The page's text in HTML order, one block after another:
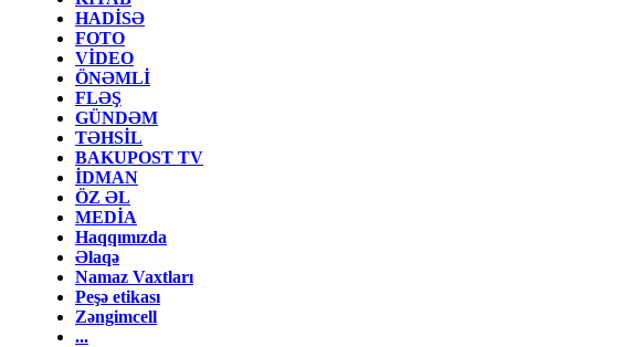
HADİSƏ
FOTO
VİDEO
ÖNƏMLİ
FLƏŞ
GÜNDƏM
TƏHSİL
BAKUPOST TV
İDMAN
ÖZ ƏL
MEDİA
Haqqımızda
Əlaqə
Namaz Vaxtları
Peşə etikası
Zəngimcell
...